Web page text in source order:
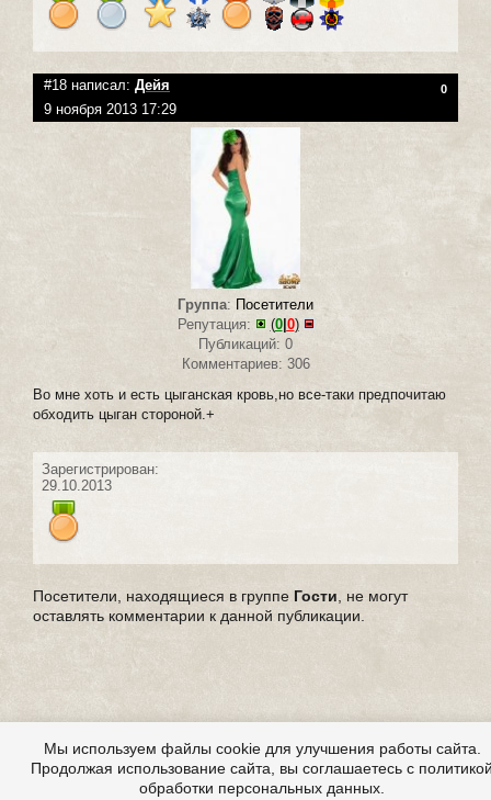
#18 написал: Дейя 0
9 ноября 2013 17:29
Группа: Посетители
Репутация:
(0| 0)
Публикаций: 0
Комментариев: 306
Во мне хоть и есть цыганская кровь,но все-таки предпочитаю
обходить цыган стороной.+
Зарегистрирован:
29.10.2013
Посетители, находящиеся в группе Гости , не могут
оставлять комментарии к данной публикации.
Мы используем файлы cookie для улучшения работы сайта.
Продолжая использование сайта, вы соглашаетесь с
обработки персональных данных.